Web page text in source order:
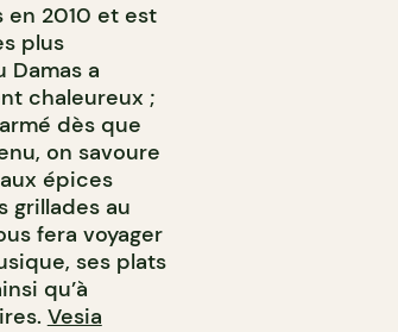
2010 et est
plus
Damas a
chaleureux ;
dès que
on savoure
épices
grillades au
fera voyager
ses plats
qu’à
Vesia